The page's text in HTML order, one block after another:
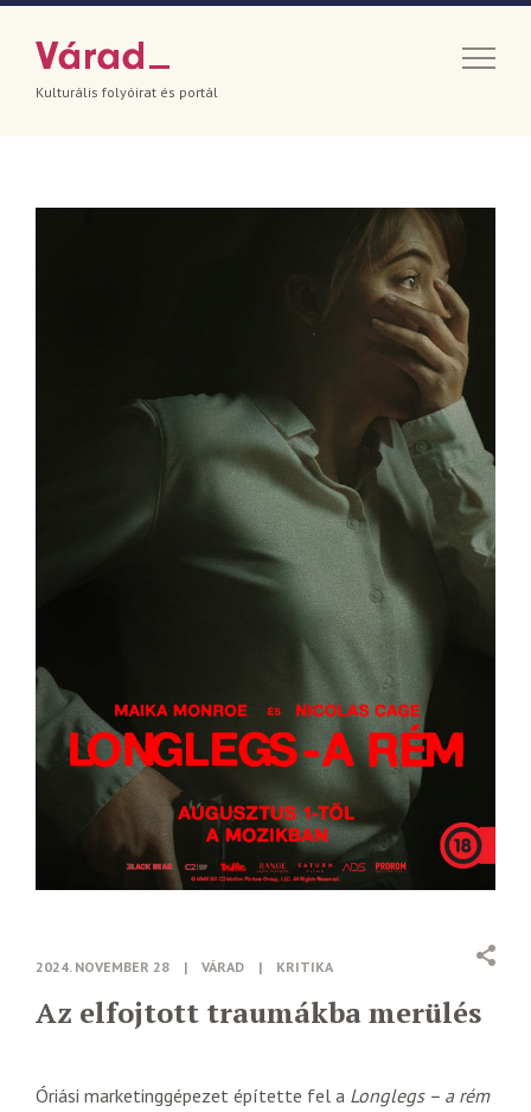
Kulturális folyóirat és portál
2024. NOVEMBER 28 | VÁRAD | KRITIKA
Az elfojtott traumákba merülés
Óriási marketinggépezet építette fel a Longlegs – a rém